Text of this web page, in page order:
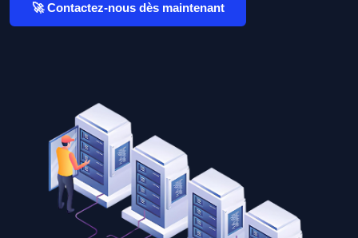
🚀 Contactez-nous dès maintenant